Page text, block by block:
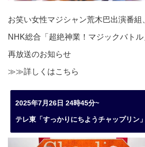
お笑い女性マジシャン荒木巴出演番組
NHK総合「超絶神業！マジックバト
再放送のお知らせ
≫≫詳しくはこちら
2025年7月26日 24時45分~
テレ東「すっかりにちようチャップリン」